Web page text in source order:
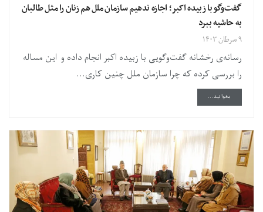
گفت‌وگو با زبیده اکبر؛ اجازه ندهیم سازمان ملل هم زنان را مثل طالبان
به حاشیه ببرد
۹ سرطان ۱۴۰۳
رسانه‌ی رخشانه گفت‌وگویی با زبیده اکبر انجام داده و این مساله
را بررسی کرده که چرا سازمان ملل چنین کاری...
بخوانید...